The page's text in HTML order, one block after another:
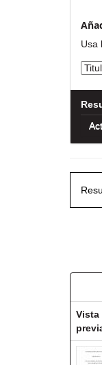
Usa
Vista